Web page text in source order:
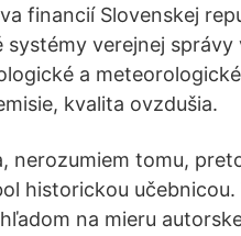
financií Slovenskej
verejnej správy
a
kvalita ovzdušia.
nerozumiem tomu,
historickou
na mieru